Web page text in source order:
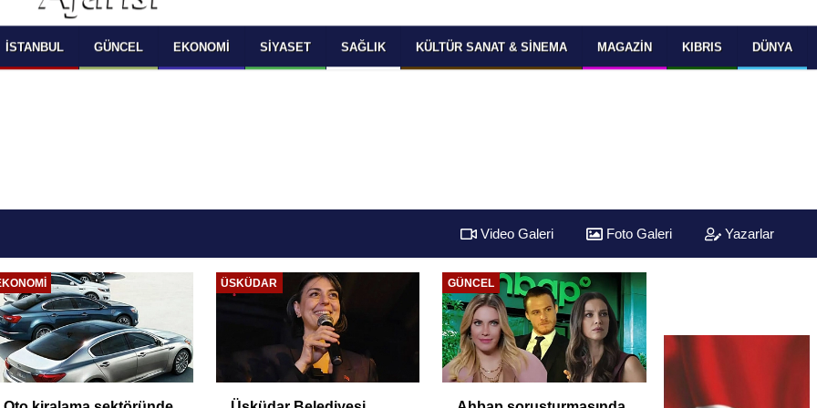
SELECT LANGUAGE YOU WOULD TO READ
OKUMAK İSTEDİĞİNİZ DİLİ SEÇİNİZ
Powered by
Translate
İSTANBUL GÜNCEL EKONOMI SIYASET SAĞLIK KÜLTÜR SANAT & SINEMA MAGAZIN KIBRIS DÜNYA
Video Galeri Foto Galeri Yazarlar
ÜSKÜDAR GÜNCEL